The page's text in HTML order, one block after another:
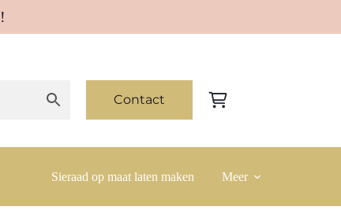
!
Contact Winkelwagen
Sieraad op maat laten maken Meer